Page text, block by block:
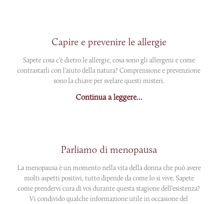
Capire e prevenire le allergie
Sapete cosa c’è dietro le allergie, cosa sono gli allergeni e come
contrastarli con l’aiuto della natura? Comprensione e prevenzione
sono la chiave per svelare questi misteri.
Continua a leggere...
Parliamo di menopausa
La menopausa è un momento nella vita della donna che può avere
molti aspetti positivi, tutto dipende da come lo si vive. Sapete
come prendervi cura di voi durante questa stagione dell’esistenza?
Vi condivido qualche informazione utile in occasione del